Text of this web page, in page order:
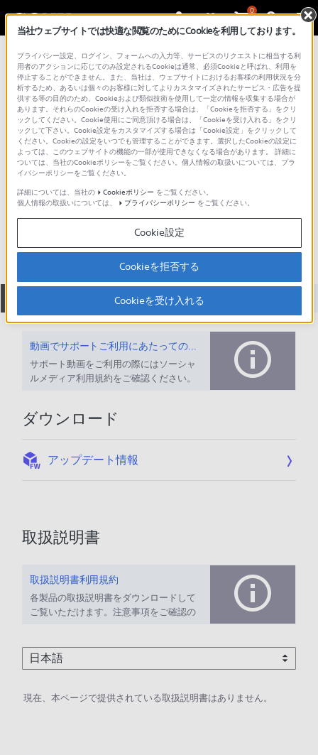
0
総合サポート・お問い合わせ Liveプロダクションサーバー
PWS-100PR1
ダウンロード 取扱説明書
動画でサポートご利用にあたってのお願い
サポート動画をご利用の際にはソーシャ
ルメディア利用規約をご確認ください。
ダウンロード
アップデート情報
取扱説明書
取扱説明書利用規約
各製品の取扱説明書をダウンロードして
ご覧いただけます。注意事項をご確認の
現在、本ページで提供されている取扱説明書はありません。
当社ウェブサイトでは快適な閲覧のためにCookieを利用しております。
プライバシー設定、ログイン、フォームへの入力等、サービスのリクエストに相当する利
用者のアクションに応じてのみ設定されるCookieは通常、必須Cookieと呼ばれ、利用を
停止することができません。また、当社は、ウェブサイトにおけるお客様の利用状況を分
析するため、あるいは個々のお客様に対してよりカスタマイズされたサービス・広告を提
供する等の目的のため、Cookieおよび類似技術を使用して一定の情報を収集する場合が
あります。それらのCookieの受け入れを拒否する場合は、「Cookieを拒否する」をクリ
ックしてください。Cookie使用にご同意頂ける場合は、「Cookieを受け入れる」をクリ
ックして下さい。Cookie設定をカスタマイズする場合は「Cookie設定」をクリックして
ください。Cookieの設定をいつでも管理することができます。選択したCookieの設定に
よっては、このウェブサイトの機能の一部が使用できなくなる場合があります。 詳細に
ついては、当社のCookieポリシーをご覧ください。個人情報の取扱いについては、プラ
イバシーポリシーをご覧ください。
詳細については、当社の
Cookieポリシー をご覧ください。
個人情報の取扱いについては、
プライバシーポリシー をご覧ください。
Cookie設定
Cookieを拒否する
Cookieを受け入れる